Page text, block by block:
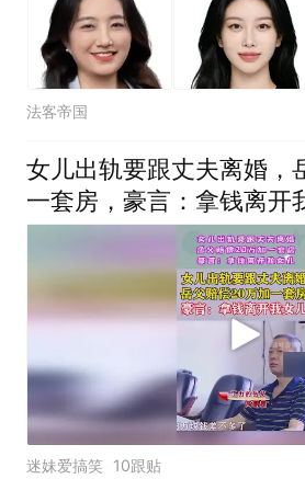
法客帝国
女儿出轨要跟丈夫离婚，
一套房，豪言：拿钱离开
迷妹爱搞笑 10跟贴